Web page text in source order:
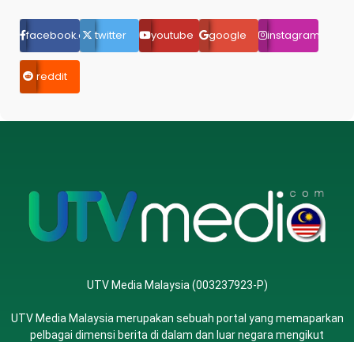
facebook.comtwitter youtube google instagram
reddit
UTV Media Malaysia (003237923-P)
UTV Media Malaysia merupakan sebuah portal yang memaparkan
pelbagai dimensi berita di dalam dan luar negara mengikut